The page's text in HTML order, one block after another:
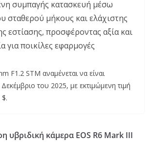
συμπαγής κατασκευή μέσω
σταθερού μήκους και ελάχιστης
εστίασης, προσφέροντας αξία και
για ποικίλες εφαρμογές
F1.2 STM αναμένεται να είναι
του 2025, με εκτιμώμενη τιμή
$.
υβριδική κάμερα EOS R6 Mark III